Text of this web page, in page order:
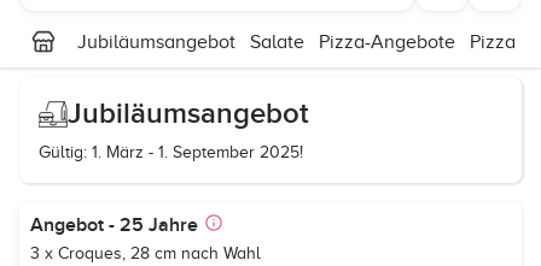
Jubiläumsangebot Salate Pizza-Angebote Pizza
Jubiläumsangebot
Gültig: 1. März - 1. September 2025!
Angebot - 25 Jahre
3 x Croques, 28 cm nach Wahl